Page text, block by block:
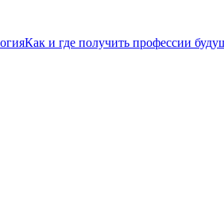
Как и где получить профессии